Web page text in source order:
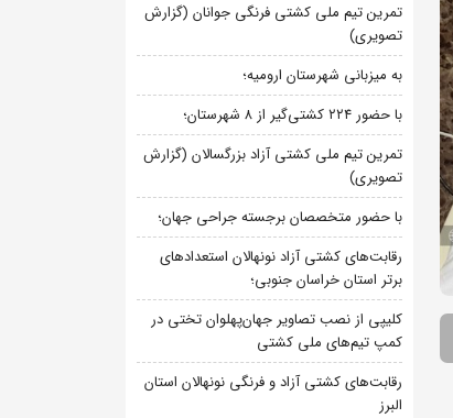
تمرین تیم ملی کشتی فرنگی جوانان (گزارش
تصویری)
به میزبانی شهرستان ارومیه؛
با حضور ۲۲۴ کشتی‌گیر از ۸ شهرستان؛
تمرین تیم ملی کشتی آزاد بزرگسالان (گزارش
تصویری)
با حضور متخصصان برجسته جراحی جهان؛
رقابت‌های کشتی آزاد نونهالان استعدادهای
برتر استان خراسان جنوبی؛
کلیپی از نصب تصاویر جهان‌پهلوان تختی در
کمپ تیم‌های ملی کشتی
رقابت‌های کشتی آزاد و فرنگی نونهالان استان
البرز